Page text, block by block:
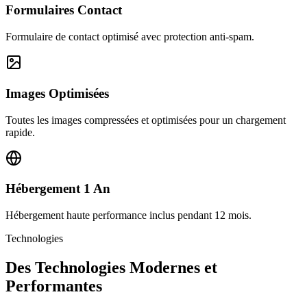
Formulaires Contact
Formulaire de contact optimisé avec protection anti-spam.
Images Optimisées
Toutes les images compressées et optimisées pour un chargement
rapide.
Hébergement 1 An
Hébergement haute performance inclus pendant 12 mois.
Technologies
Des Technologies Modernes et
Performantes